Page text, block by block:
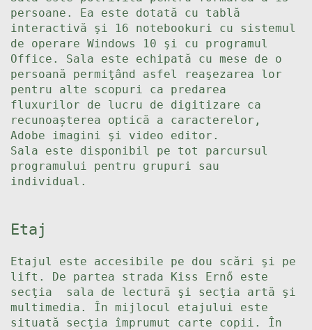
persoane. Ea este dotată cu tablă
interactivă şi 16 notebookuri cu sistemul
de operare Windows 10 şi cu programul
Office. Sala este echipată cu mese de o
persoană permiţând asfel reaşezarea lor
pentru alte scopuri ca predarea
fluxurilor de lucru de digitizare ca
recunoașterea optică a caracterelor,
Adobe imagini şi video editor.
Sala este disponibil pe tot parcursul
programului pentru grupuri sau
individual.
Etaj
Etajul este accesibile pe dou scări şi pe
lift. De partea strada Kiss Ernő este
secţia sala de lectură şi secţia artă şi
multimedia. În mijlocul etajului este
situată secţia împrumut carte copii. În